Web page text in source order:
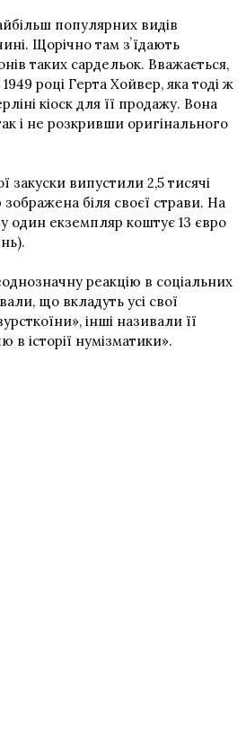
популярних видів
Щорічно там зʼїдають
таких сардельок. Вважається,
році Герта Хойвер, яка тоді ж
кіоск для її продажу. Вона
і не розкривши оригінального
випустили 2,5 тисячі
біля своєї страви. На
один екземпляр коштує 13 євро
реакцію в соціальних
що вкладуть усі свої
інші називали її
в історії нумізматики».